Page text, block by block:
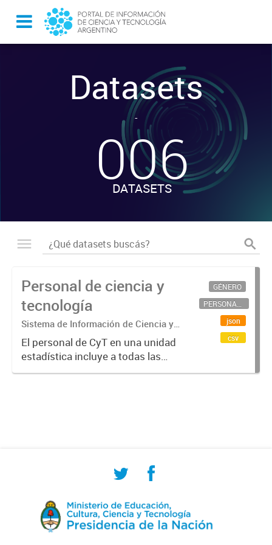
Datasets
-
006
DATASETS
Personal de ciencia y
tecnología
Sistema de Información de Ciencia y
Tecnología Argentino (SICYTAR)
El personal de CyT en una unidad
estadística incluye a todas las
personas involucradas
GÉNERO
PERSONAL CIENTÍFICO-TECNOLÓGICO
json
csv